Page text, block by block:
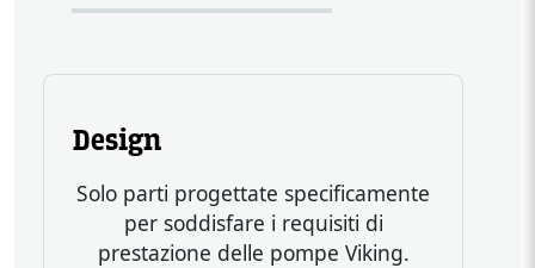
Heading
Design
Solo parti progettate specificamente
per soddisfare i requisiti di
prestazione delle pompe Viking.